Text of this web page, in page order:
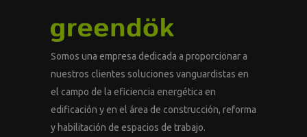
Somos una empresa dedicada a proporcionar a
nuestros clientes soluciones vanguardistas en
el campo de la eficiencia energética en
edificación y en el área de construcción, reforma
y habilitación de espacios de trabajo.